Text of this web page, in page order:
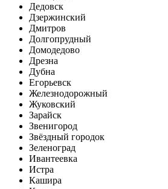
Дедовск
Дзержинский
Дмитров
Долгопрудный
Домодедово
Дрезна
Дубна
Егорьевск
Железнодорожный
Жуковский
Зарайск
Звенигород
Звёздный городок
Зеленоград
Ивантеевка
Истра
Кашира